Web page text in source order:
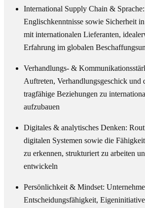
International Supply Chain &
Englischkenntnisse sowie Sicherheit
mit internationalen Lieferanten,
Erfahrung im globalen
Verhandlungs- &
Auftreten, Verhandlungsgeschick und
tragfähige Beziehungen zu
aufzubauen
Digitales & analytisches Denken:
digitalen Systemen sowie die
zu erkennen, strukturiert zu arbeiten
entwickeln
Persönlichkeit & Mindset:
Entscheidungsfähigkeit,